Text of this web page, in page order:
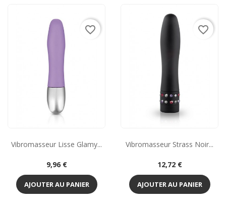
Vibromasseur Lisse Glamy...
Prix
9,96 €
AJOUTER AU PANIER
favorite_border
Vibromasseur Strass Noir...
Prix
12,72 €
AJOUTER AU PANIER
favorite_border